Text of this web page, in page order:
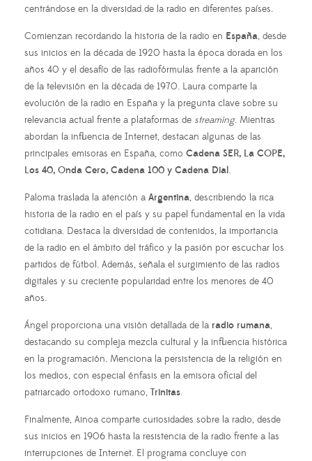
centrándose en la diversidad de la radio en diferentes países.
Comienzan recordando la historia de la radio en España, desde
sus inicios en la década de 1920 hasta la época dorada en los
años 40 y el desafío de las radiofórmulas frente a la aparición
de la televisión en la década de 1970. Laura comparte la
evolución de la radio en España y la pregunta clave sobre su
relevancia actual frente a plataformas de streaming. Mientras
abordan la influencia de Internet, destacan algunas de las
principales emisoras en España, como Cadena SER, La COPE,
Los 40, Onda Cero, Cadena 100 y Cadena Dial.
Paloma traslada la atención a Argentina, describiendo la rica
historia de la radio en el país y su papel fundamental en la vida
cotidiana. Destaca la diversidad de contenidos, la importancia
de la radio en el ámbito del tráfico y la pasión por escuchar los
partidos de fútbol. Además, señala el surgimiento de las radios
digitales y su creciente popularidad entre los menores de 40
años.
Ángel proporciona una visión detallada de la radio rumana,
destacando su compleja mezcla cultural y la influencia histórica
en la programación. Menciona la persistencia de la religión en
los medios, con especial énfasis en la emisora oficial del
patriarcado ortodoxo rumano, Trinitas.
Finalmente, Ainoa comparte curiosidades sobre la radio, desde
sus inicios en 1906 hasta la resistencia de la radio frente a las
interrupciones de Internet. El programa concluye con